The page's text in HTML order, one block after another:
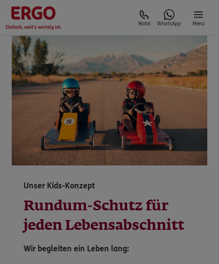
Mobil WhatsApp Menü
Unser Kids-Konzept
Rundum-Schutz für
jeden Lebensabschnitt
Wir begleiten ein Leben lang: